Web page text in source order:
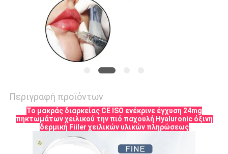
POLICY
Περιγραφή προϊόντων
Το μακράς διαρκείας CE ISO ενέκρινε έγχυση 24mg
πηκτωμάτων χειλικού την πιό παχουλή Hyaluronic όξινη
δερμική Fiiler χειλικών υλικών πληρώσεως